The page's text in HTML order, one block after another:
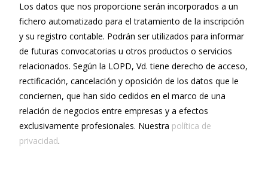
Los datos que nos proporcione serán incorporados a un
fichero automatizado para el tratamiento de la inscripción
y su registro contable. Podrán ser utilizados para informar
de futuras convocatorias u otros productos o servicios
relacionados. Según la LOPD, Vd. tiene derecho de acceso,
rectificación, cancelación y oposición de los datos que le
conciernen, que han sido cedidos en el marco de una
relación de negocios entre empresas y a efectos
exclusivamente profesionales. Nuestra política de
privacidad.